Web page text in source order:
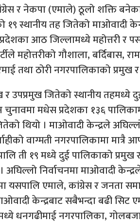
र नेकपा (एमाले) ठूलो शक्ति
१९ स्थानीय तह जितेको माओवादी
आठ जिल्लामध्ये महोत्तरी र
महोत्तरीको गौशाला, बर्दिबास,
तथा ठोरी नगरपालिकाको प्रमुख
उपप्रमुख जितेको स्थानीय तहमध्ये
मधेस प्रदेशका १३६
थियो । माओवादी केन्द्रले
वाग्मती नगरपालिकामा मात्रै
ती १९ मध्ये दुई पालिकाको प्रमुख र
निर्वाचनमा माओवादी
एमाले, कांग्रेस र जनता
केन्द्रबाट सबैभन्दा बढी
धनगढीमाई नगरपालिका,